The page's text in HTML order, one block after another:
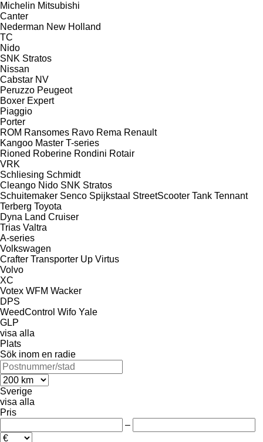
Michelin Mitsubishi
Canter
Nederman New Holland
TC
Nido
SNK Stratos
Nissan
Cabstar NV
Peruzzo Peugeot
Boxer Expert
Piaggio
Porter
ROM Ransomes Ravo Rema Renault
Kangoo Master T-series
Rioned Roberine Rondini Rotair
VRK
Schliesing Schmidt
Cleango Nido SNK Stratos
Schuitemaker Senco Spijkstaal StreetScooter Tank Tennant
Terberg Toyota
Dyna Land Cruiser
Trias Valtra
A-series
Volkswagen
Crafter Transporter Up Virtus
Volvo
XC
Votex WFM Wacker
DPS
WeedControl Wifo Yale
GLP
visa alla
Plats
Sök inom en radie
Sverige
visa alla
Pris
–